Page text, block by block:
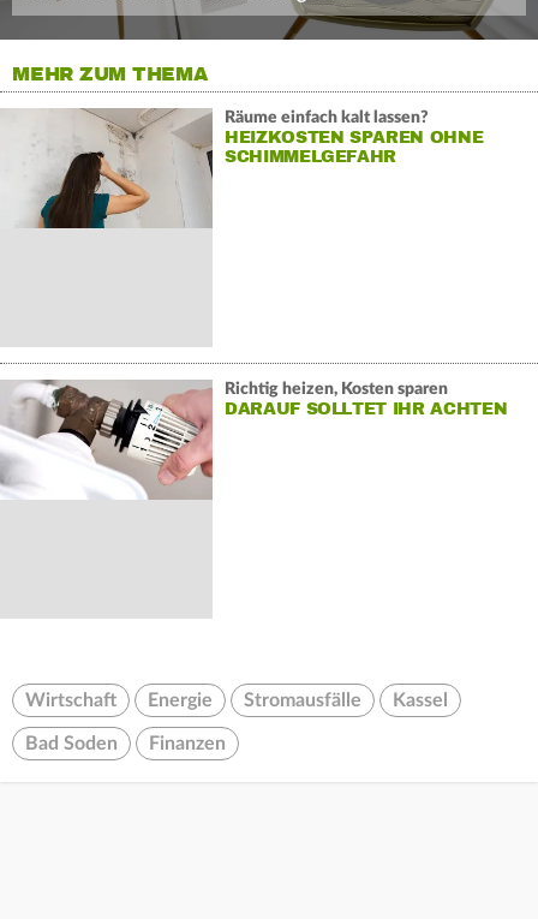
MEHR ZUM THEMA
Räume einfach kalt lassen?
HEIZKOSTEN SPAREN OHNE
SCHIMMELGEFAHR
Richtig heizen, Kosten sparen
DARAUF SOLLTET IHR ACHTEN
Wirtschaft Energie Stromausfälle Kassel
Bad Soden Finanzen